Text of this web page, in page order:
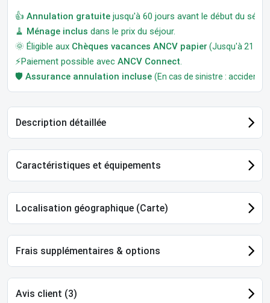
👍 Annulation gratuite jusqu'à 60 jours avant le début du
🧹 Ménage inclus dans le prix du séjour.
🌞 Éligible aux Chèques vacances ANCV papier (Jusqu'à 21
⚡Paiement possible avec ANCV Connect.
🛡️ Assurance annulation incluse (En cas de sinistre : accident,
Description détaillée
Caractéristiques et équipements
Localisation géographique (Carte)
Frais supplémentaires & options
Avis client (3)